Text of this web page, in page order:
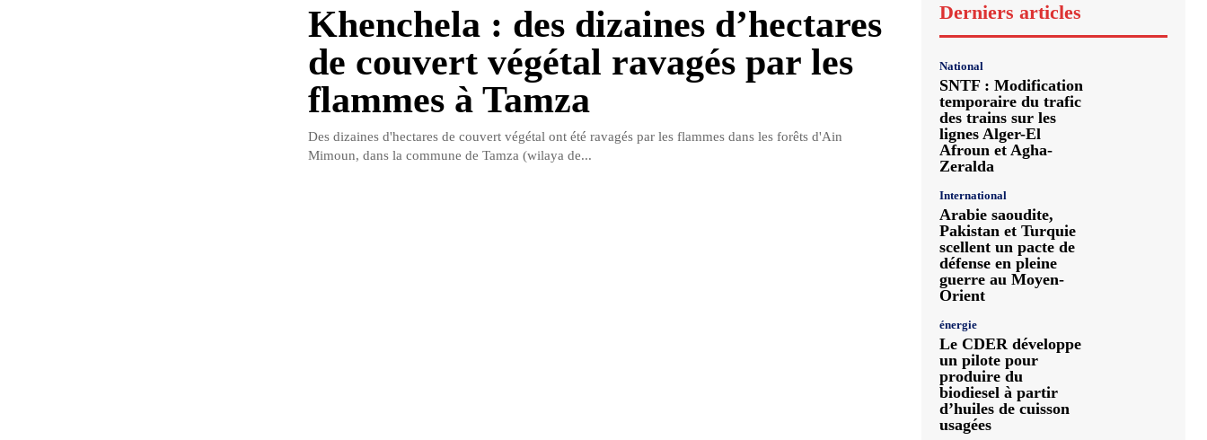
Khenchela : des dizaines d’hectares
de couvert végétal ravagés par les
flammes à Tamza
Des dizaines d'hectares de couvert végétal ont été ravagés par les flammes dans les forêts d'Ain
Mimoun, dans la commune de Tamza (wilaya de...
Derniers articles
National
SNTF : Modification
temporaire du trafic
des trains sur les
lignes Alger-El
Afroun et Agha-
Zeralda
International
Arabie saoudite,
Pakistan et Turquie
scellent un pacte de
défense en pleine
guerre au Moyen-
Orient
énergie
Le CDER développe
un pilote pour
produire du
biodiesel à partir
d’huiles de cuisson
usagées